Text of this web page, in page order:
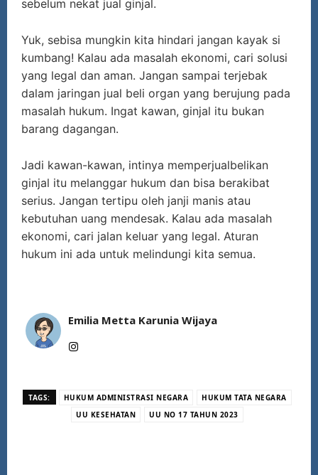
sebelum nekat jual ginjal.
Yuk, sebisa mungkin kita hindari jangan kayak si
kumbang! Kalau ada masalah ekonomi, cari solusi
yang legal dan aman. Jangan sampai terjebak
dalam jaringan jual beli organ yang berujung pada
masalah hukum. Ingat kawan, ginjal itu bukan
barang dagangan.
Jadi kawan-kawan, intinya memperjualbelikan
ginjal itu melanggar hukum dan bisa berakibat
serius. Jangan tertipu oleh janji manis atau
kebutuhan uang mendesak. Kalau ada masalah
ekonomi, cari jalan keluar yang legal. Aturan
hukum ini ada untuk melindungi kita semua.
Emilia Metta Karunia Wijaya
TAGS: HUKUM ADMINISTRASI NEGARA
HUKUM TATA NEGARA
UU KESEHATAN
UU NO 17 TAHUN 2023